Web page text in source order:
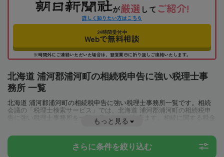
が厳選 して ご紹介!
詳しく知りたい方はこちら
24時間受付中
Webで無料相談
※時間外にご連絡いただいた場合は、翌営業日に折り返しご連絡いたします。
北海道 浦河郡浦河町の相続税申告に強い税理士事
務所 一覧
北海道 浦河郡浦河町の相続税申告に強い税理士事務所一覧です。相続
会議の「税理士検索サービス」では、北海道 浦河郡浦河町の相続税申
告に強い税理士事務所を一覧で見ることが出来ます。相続に関する税金
や特例制度のことは一度近隣の税理士に相談してみましょう。
もっと見る
さらに条件を絞り込む